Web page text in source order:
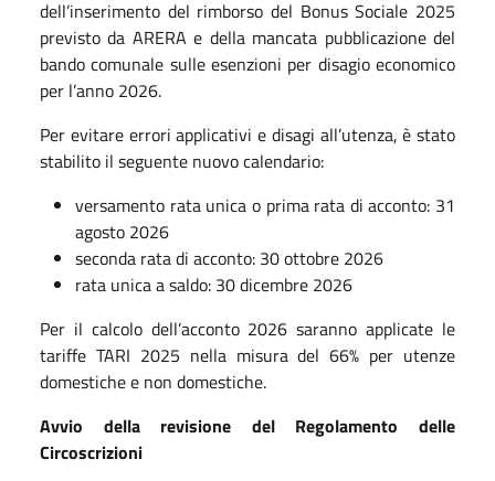
dell’inserimento del rimborso del Bonus Sociale 2025
previsto da ARERA e della mancata pubblicazione del
bando comunale sulle esenzioni per disagio economico
per l’anno 2026.
Per evitare errori applicativi e disagi all’utenza, è stato
stabilito il seguente nuovo calendario:
versamento rata unica o prima rata di acconto: 31
agosto 2026
seconda rata di acconto: 30 ottobre 2026
rata unica a saldo: 30 dicembre 2026
Per il calcolo dell’acconto 2026 saranno applicate le
tariffe TARI 2025 nella misura del 66% per utenze
domestiche e non domestiche.
Avvio della revisione del Regolamento delle
Circoscrizioni